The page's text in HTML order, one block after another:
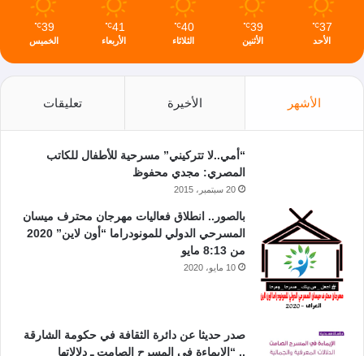
37
℃
الأحد
39
℃
الأثنين
40
℃
الثلاثاء
41
℃
الأربعاء
39
℃
الخميس
الأشهر الأخيرة تعليقات
“أمي..لا تتركيني” مسرحية للأطفال للكاتب
المصري: مجدي محفوظ
20 سبتمبر، 2015
بالصور.. انطلاق فعاليات مهرجان محترف ميسان
المسرحي الدولي للمونودراما “أون لاين” 2020
من 8:13 مايو
10 مايو، 2020
صدر حديثا عن دائرة الثقافة في حكومة الشارقة
.. “الإيماءة في المسرح الصامت ـ دلالاتها